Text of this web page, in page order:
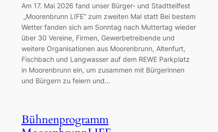
Am 17. Mai 2026 fand unser Bürger- und Stadtteilfest
„Moorenbrunn LIFE“ zum zweiten Mal statt Bei bestem
Wetter fanden sich am Sonntag nach Muttertag wieder
über 30 Vereine, Firmen, Gewerbetreibende und
weitere Organisationen aus Moorenbrunn, Altenfurt,
Fischbach und Langwasser auf dem REWE Parkplatz
in Moorenbrunn ein, um zusammen mit Bürgerinnen
und Bürgern zu feiern und…
Bühnenprogramm